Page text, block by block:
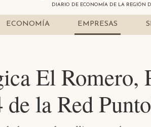
DIARIO DE ECONOMÍA DE LA REGIÓN
ECONOMÍA EMPRESAS
El Romero,
la Red